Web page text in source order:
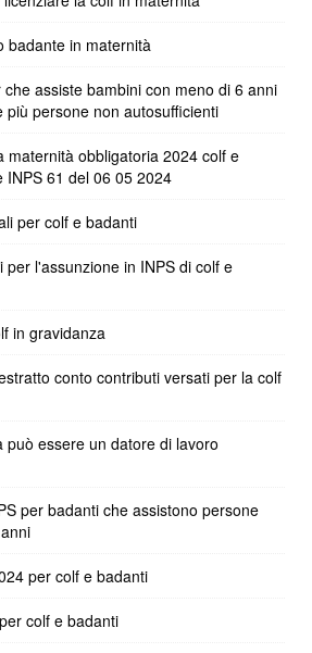
badante in maternità
assiste bambini con meno di 6 anni
più persone non autosufficienti
maternità obbligatoria 2024 colf e
INPS 61 del 06 05 2024
per colf e badanti
per l'assunzione in INPS di colf e
in gravidanza
conto contributi versati per la colf
può essere un datore di lavoro
per badanti che assistono persone
per colf e badanti
colf e badanti